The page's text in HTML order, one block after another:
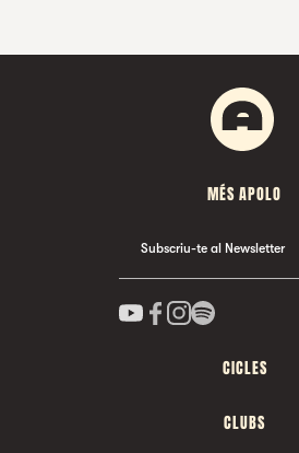
MÉS APOLO
Subscriu-te al Newsletter
CICLES
CLUBS